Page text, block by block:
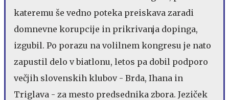
kateremu še vedno poteka preiskava zaradi
domnevne korupcije in prikrivanja dopinga,
izgubil. Po porazu na volilnem kongresu je nato
zapustil delo v biatlonu, letos pa dobil podporo
večjih slovenskih klubov - Brda, Ihana in
Triglava - za mesto predsednika zbora. Jeziček